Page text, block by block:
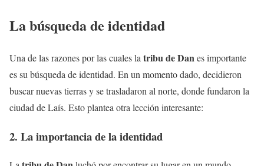
La búsqueda de identidad
Una de las razones por las cuales la tribu de Danes importante
es su búsqueda de identidad. En un momento dado, decidieron
buscar nuevas tierras y se trasladaron al norte, donde fundaron la
ciudad de Laís. Esto plantea otra lección interesante:
2. La importancia de la identidad